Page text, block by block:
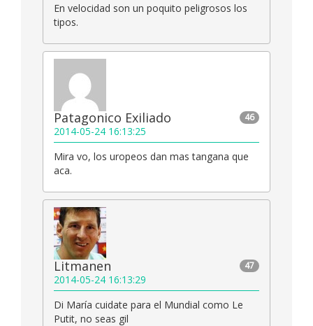
En velocidad son un poquito peligrosos los
tipos.
46
Patagonico Exiliado
2014-05-24 16:13:25
Mira vo, los uropeos dan mas tangana que
aca.
47
Litmanen
2014-05-24 16:13:29
Di María cuidate para el Mundial como Le
Putit, no seas gil